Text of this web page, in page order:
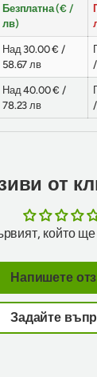
Безплатна (€ /
лв)
Над 30.00 € /
58.67 лв
Над 40.00 € /
78.23 лв
от
който
Напишете
Задайте